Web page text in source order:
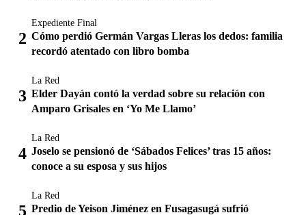
Expediente Final
Cómo perdió Germán Vargas Lleras los dedos: familia
recordó atentado con libro bomba
La Red
Elder Dayán contó la verdad sobre su relación con
Amparo Grisales en ‘Yo Me Llamo’
La Red
Joselo se pensionó de ‘Sábados Felices’ tras 15 años:
conoce a su esposa y sus hijos
La Red
Predio de Yeison Jiménez en Fusagasugá sufrió